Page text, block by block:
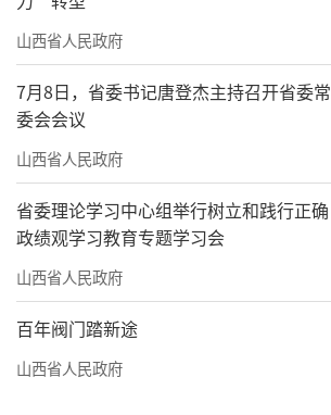
山西省人民政府
7月8日，省委书记唐登杰主持召开省委常
委会会议
山西省人民政府
省委理论学习中心组举行树立和践行正确
政绩观学习教育专题学习会
山西省人民政府
百年阀门踏新途
山西省人民政府